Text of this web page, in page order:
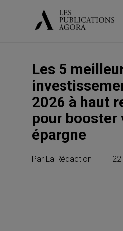
Les 5
2026 à haut
pour booster
épargne
Par La Rédaction 22